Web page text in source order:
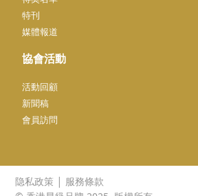
特刊
媒體報道
協會活動
活動回顧
新聞稿
會員訪問
隐私政策 | 服務條款